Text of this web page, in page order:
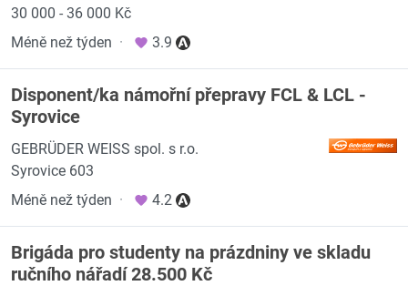
30 000 - 36 000 Kč
Méně než týden · 3.9
Disponent/ka námořní přepravy FCL & LCL -
Syrovice
GEBRÜDER WEISS spol. s r.o.
Syrovice 603
Méně než týden · 4.2
Brigáda pro studenty na prázdniny ve skladu
ručního nářadí 28.500 Kč